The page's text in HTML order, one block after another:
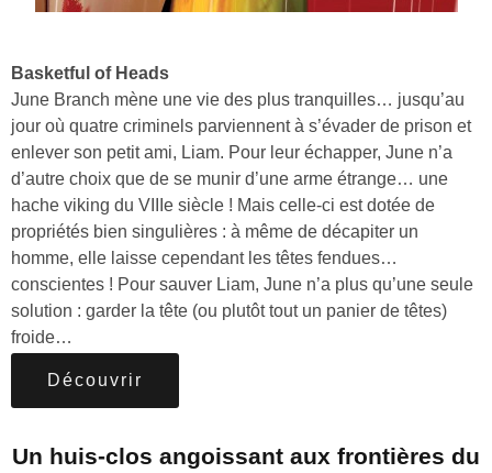
Basketful of Heads
June Branch mène une vie des plus tranquilles… jusqu’au
jour où quatre criminels parviennent à s’évader de prison et
enlever son petit ami, Liam. Pour leur échapper, June n’a
d’autre choix que de se munir d’une arme étrange… une
hache viking du VIIIe siècle ! Mais celle-ci est dotée de
propriétés bien singulières : à même de décapiter un
homme, elle laisse cependant les têtes fendues…
conscientes ! Pour sauver Liam, June n’a plus qu’une seule
solution : garder la tête (ou plutôt tout un panier de têtes)
froide…
Découvrir
Un huis-clos angoissant aux frontières du